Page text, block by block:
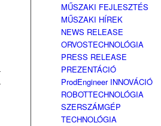
MŰSZAKI FEJLESZTÉS
MŰSZAKI HÍREK
NEWS RELEASE
ORVOSTECHNOLÓGIA
PRESS RELEASE
PREZENTÁCIÓ
ProdEngineer INNOVÁCIÓ
ROBOTTECHNOLÓGIA
SZERSZÁMGÉP
TECHNOLÓGIA